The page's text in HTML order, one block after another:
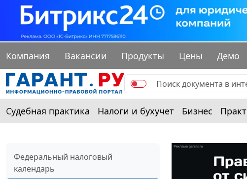
Компания Вакансии Продукты Цены Демо
Судебная практика Налоги и бухучет Бизнес
Федеральный налоговый
календарь